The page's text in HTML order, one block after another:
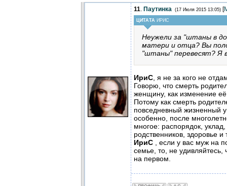
11. Паутинка (17 Июля 2015 13:05) [
ЦИТАТА ИРИС
Неужели за "штаны в
матери и отца? Вы
"штаны" перевесят? Я
ИриС , я не за кого не
Говорю, что смерть
женщину, как изменение
Потому как смерть
повседневный жизненный
особенно, после
многое: распорядок,
родственников, здоровье и
ИриС
, если у вас муж на
семье, то, не удивляйтесь,
на первом.